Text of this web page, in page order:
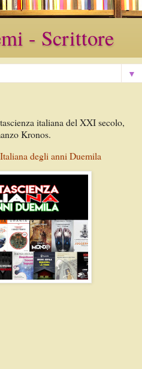
- Scrittore
▼
italiana del XXI secolo,
Kronos.
degli anni Duemila